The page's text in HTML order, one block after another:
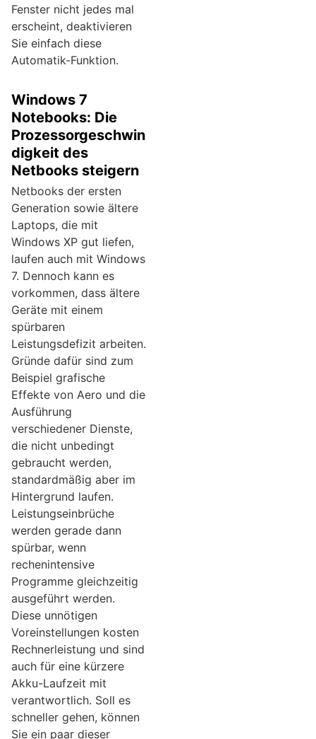
Fenster nicht jedes mal
erscheint, deaktivieren
Sie einfach diese
Automatik-Funktion.
Windows 7
Notebooks: Die
Prozessorgeschwin
digkeit des
Netbooks steigern
Netbooks der ersten
Generation sowie ältere
Laptops, die mit
Windows XP gut liefen,
laufen auch mit Windows
7. Dennoch kann es
vorkommen, dass ältere
Geräte mit einem
spürbaren
Leistungsdefizit arbeiten.
Gründe dafür sind zum
Beispiel grafische
Effekte von Aero und die
Ausführung
verschiedener Dienste,
die nicht unbedingt
gebraucht werden,
standardmäßig aber im
Hintergrund laufen.
Leistungseinbrüche
werden gerade dann
spürbar, wenn
rechenintensive
Programme gleichzeitig
ausgeführt werden.
Diese unnötigen
Voreinstellungen kosten
Rechnerleistung und sind
auch für eine kürzere
Akku-Laufzeit mit
verantwortlich. Soll es
schneller gehen, können
Sie ein paar dieser